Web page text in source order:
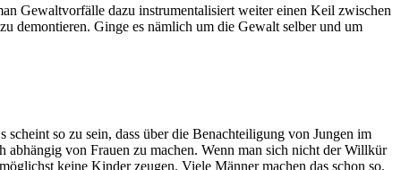
Gewaltvorfälle dazu instrumentalisiert weiter einen Keil zwischen
demontieren. Ginge es nämlich um die Gewalt selber und um
so zu sein, dass über die Benachteiligung von Jungen im
von Frauen zu machen. Wenn man sich nicht der Willkür
keine Kinder zeugen. Viele Männer machen das schon so.